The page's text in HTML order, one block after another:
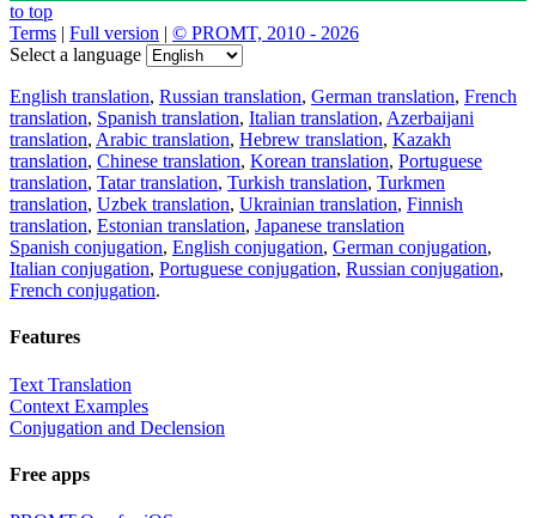
to top
Terms | Full version | © PROMT, 2010 - 2026
Select a language
English translation, Russian translation, German translation, French
translation, Spanish translation, Italian translation, Azerbaijani
translation, Arabic translation, Hebrew translation, Kazakh
translation, Chinese translation, Korean translation, Portuguese
translation, Tatar translation, Turkish translation, Turkmen
translation, Uzbek translation, Ukrainian translation, Finnish
translation, Estonian translation, Japanese translation
Spanish conjugation, English conjugation, German conjugation,
Italian conjugation, Portuguese conjugation, Russian conjugation,
French conjugation.
Features
Text Translation
Context Examples
Conjugation and Declension
Free apps